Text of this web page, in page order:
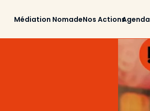
Médiation NomadeNos ActionsAgenda